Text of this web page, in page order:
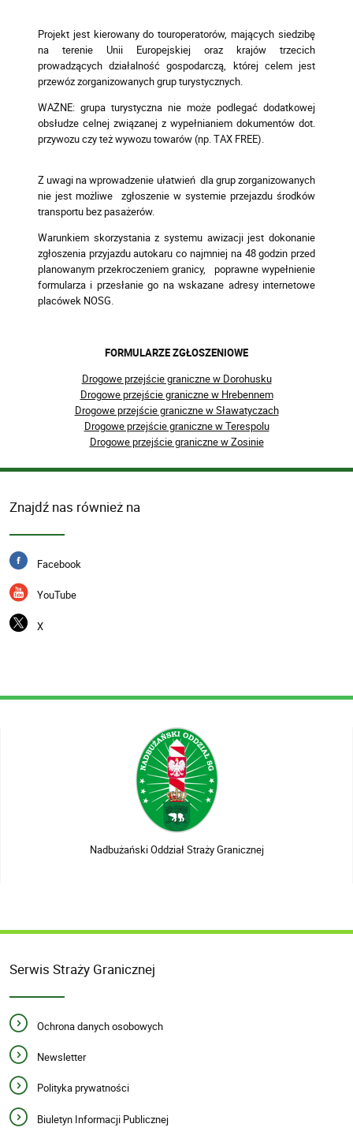
Projekt jest kierowany do touroperatorów, mających siedzibę
na terenie Unii Europejskiej oraz krajów trzecich
prowadzących działalność gospodarczą, której celem jest
przewóz zorganizowanych grup turystycznych.
WAŻNE: grupa turystyczna nie może podlegać dodatkowej
obsłudze celnej związanej z wypełnianiem dokumentów dot.
przywozu czy też wywozu towarów (np. TAX FREE).
Z uwagi na wprowadzenie ułatwień dla grup zorganizowanych
nie jest możliwe zgłoszenie w systemie przejazdu środków
transportu bez pasażerów.
Warunkiem skorzystania z systemu awizacji jest dokonanie
zgłoszenia przyjazdu autokaru co najmniej na 48 godzin przed
planowanym przekroczeniem granicy, poprawne wypełnienie
formularza i przesłanie go na wskazane adresy internetowe
placówek NOSG.
FORMULARZE ZGŁOSZENIOWE
Drogowe przejście graniczne w Dorohusku
Drogowe przejście graniczne w Hrebennem
Drogowe przejście graniczne w Sławatyczach
Drogowe przejście graniczne w Terespolu
Drogowe przejście graniczne w Zosinie
Znajdź nas również na
Facebook
YouTube
X
Nadbużański Oddział Straży Granicznej
Serwis Straży Granicznej
Ochrona danych osobowych
Newsletter
Polityka prywatności
Biuletyn Informacji Publicznej